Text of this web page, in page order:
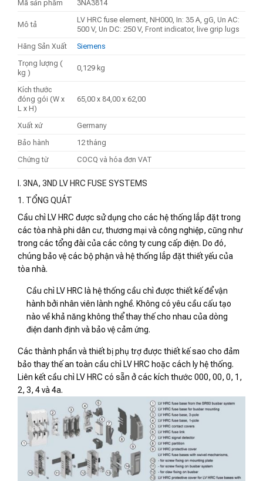
Mã sản phẩm 3NA3814
Mô tả
LV HRC fuse element, NH000, In: 35 A, gG, Un AC:
500 V, Un DC: 250 V, Front indicator, live grip lugs
Hãng Sản Xuất
Siemens
Trọng lượng (
kg )
0,129 kg
Kích thước
đóng gói (W x
L x H)
65,00 x 84,00 x 62,00
Xuất xứ
Germany
Bảo hành
12 tháng
Chứng từ
COCQ và hóa đơn VAT
I. 3NA, 3ND LV HRC FUSE SYSTEMS
1. TỔNG QUÁT
Cầu chì LV HRC được sử dụng cho các hệ thống lắp đặt trong
các tòa nhà phi dân cư, thương mại và công nghiệp, cũng như
trong các tổng đài của các công ty cung cấp điện. Do đó,
chúng bảo vệ các bộ phận và hệ thống lắp đặt thiết yếu của
tòa nhà.
Cầu chì LV HRC là hệ thống cầu chì được thiết kế để vận
hành bởi nhân viên lành nghề. Không có yêu cầu cấu tạo
nào về khả năng không thể thay thế cho nhau của dòng
điện danh định và bảo vệ cảm ứng.
Các thành phần và thiết bị phụ trợ được thiết kế sao cho đảm
bảo thay thế an toàn cầu chì LV HRC hoặc cách ly hệ thống.
Liên kết cầu chì LV HRC có sẵn ở các kích thước 000, 00, 0, 1,
2, 3, 4 và 4a.